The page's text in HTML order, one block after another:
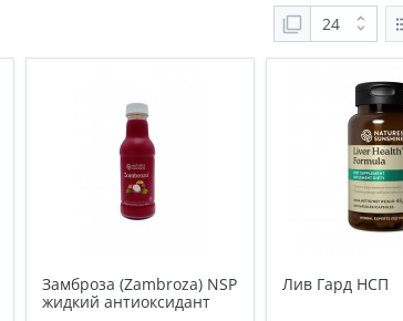
Замброза (Zambroza) NSP
жидкий антиоксидант
Лив Гард НСП